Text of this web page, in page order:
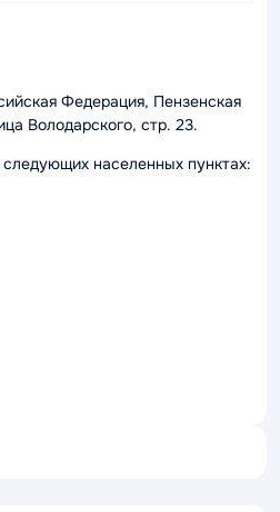
Федерация, Пензенская
Володарского, стр. 23.
населенных пунктах: